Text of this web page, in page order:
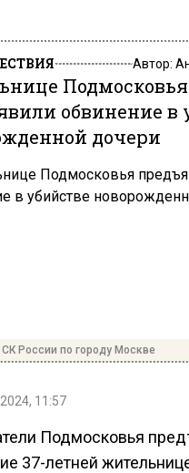
Автор:
Подмосковья
обвинение в
дочери
России по городу Москве
11:57
Подмосковья
37-летней